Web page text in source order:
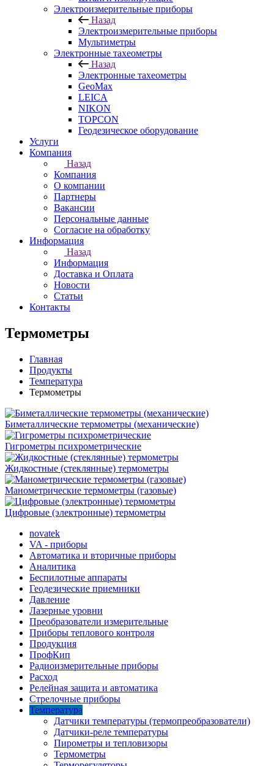
Электроизмерительные приборы
Назад
Электроизмерительные приборы
Мультиметры
Электронные тахеометры
Назад
Электронные тахеометры
GeoMax
LEICA
NIKON
TOPCON
Геодезическое оборудование
Услуги
Компания
Назад
Компания
О компании
Партнеры
Вакансии
Персональные данные
Согласие на обработку
Информация
Назад
Информация
Доставка и Оплата
Новости
Статьи
Контакты
Термометры
Главная
Продукты
Температура
Термометры
Биметаллические термометры (механические)
Гигрометры психрометрические
Жидкостные (стеклянные) термометры
Манометрические термометры (газовые)
Цифровые (электронные) термометры
novatek
VA - приборы
Автоматика и вторичные приборы
Аналитика
Беспилотные аппараты
Геодезические приемники
Давление
Лазерные уровни
Преобразователи измерительные
Приборы теплового контроля
Продукция
ПрофКип
Радиоизмерительные приборы
Расход
Релейная защита и автоматика
Стрелочные приборы
Температура
Датчики температуры (термопреобразователи)
Датчики-реле температуры
Пирометры и тепловизоры
Термометры